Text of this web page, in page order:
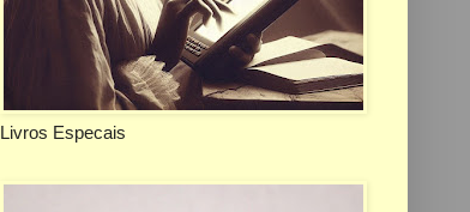
Livros Especais